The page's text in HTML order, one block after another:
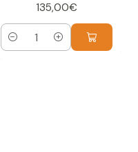
135,00€
Quantidade